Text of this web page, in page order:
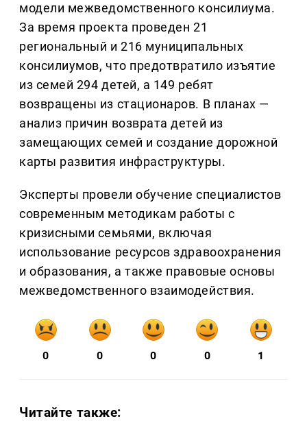
модели межведомственного консилиума.
За время проекта проведен 21
региональный и 216 муниципальных
консилиумов, что предотвратило изъятие
из семей 294 детей, а 149 ребят
возвращены из стационаров. В планах —
анализ причин возврата детей из
замещающих семей и создание дорожной
карты развития инфраструктуры.
Эксперты провели обучение специалистов
современным методикам работы с
кризисными семьями, включая
использование ресурсов здравоохранения
и образования, а также правовые основы
межведомственного взаимодействия.
0 0 0 0 1
Читайте также: